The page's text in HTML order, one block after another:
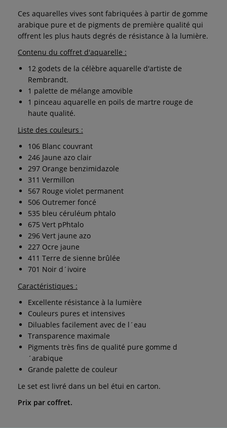
Ces aquarelles vives sont fabriquées à partir de gomme
arabique pure et de pigments de première qualité qui
offrent les plus hauts degrés de résistance à la lumière.
Contenu du coffret d'aquarelle :
12 godets de la célèbre aquarelle d'artiste de
Rembrandt.
1 palette de mélange amovible
1 pinceau aquarelle en poils de martre rouge de
haute qualité.
Liste des couleurs :
106 Blanc couvrant
246 Jaune azo clair
297 Orange benzimidazole
311 Vermillon
567 Rouge violet permanent
506 Outremer foncé
535 bleu céruléum phtalo
675 Vert pPhtalo
296 Vert jaune azo
227 Ocre jaune
411 Terre de sienne brûlée
701 Noir d´ivoire
Caractéristiques :
Excellente résistance à la lumière
Couleurs pures et intensives
Diluables facilement avec de l´eau
Transparence maximale
Pigments très fins de qualité pure gomme d
´arabique
Grande palette de couleur
Le set est livré dans un bel étui en carton.
Prix par coffret.